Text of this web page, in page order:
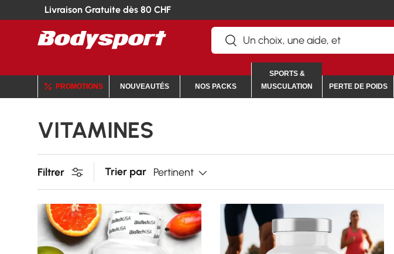
Livraison Gratuite dès 80 CHF
Recherche
Rechercher
PROMOTIONS NOUVEAUTÉS NOS PACKS
SPORTS &
MUSCULATION
PERTE DE POIDS
VITAMINES
Filtrer Trier par Pertinent
CHOISIR LES OPTIONS CHOISIR LES OPTIONS